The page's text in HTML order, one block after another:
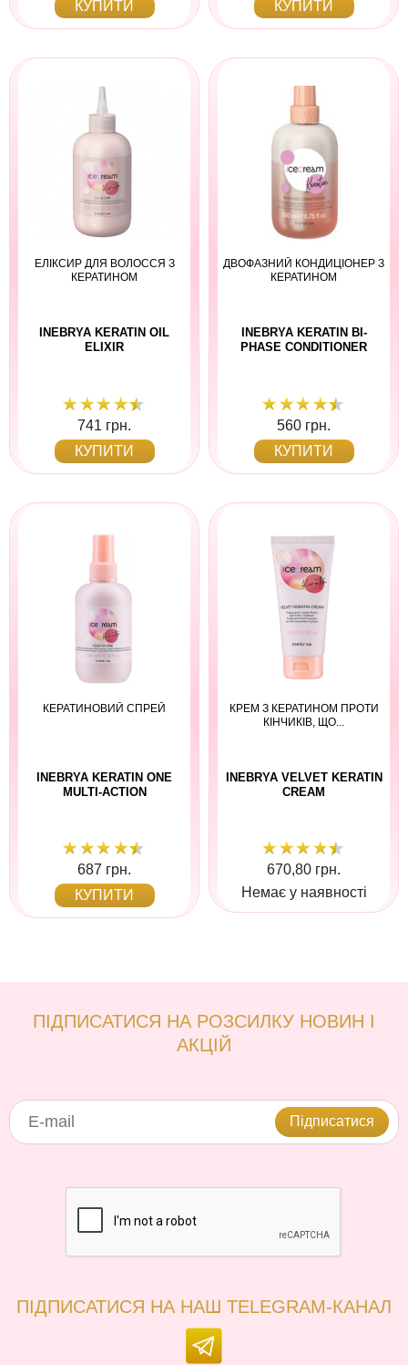
КУПИТИ КУПИТИ
ЕЛІКСИР ДЛЯ ВОЛОССЯ З
КЕРАТИНОМ
INEBRYA KERATIN OIL
ELIXIR
741 грн.
КУПИТИ
ДВОФАЗНИЙ КОНДИЦІОНЕР З
КЕРАТИНОМ
INEBRYA KERATIN ВI-
РHASE СONDITIONER
560 грн.
КУПИТИ
КЕРАТИНОВИЙ СПРЕЙ
INEBRYA KERATIN ONE
MULTI-ACTION
687 грн.
КУПИТИ
КРЕМ З КЕРАТИНОМ ПРОТИ
КІНЧИКІВ, ЩО...
INEBRYA VELVET KERATIN
CREAM
670,80 грн.
Немає у наявності
ПІДПИСАТИСЯ НА РОЗСИЛКУ НОВИН І
АКЦІЙ
Підписатися
ПІДПИСАТИСЯ НА НАШ TELEGRAM-КАНАЛ